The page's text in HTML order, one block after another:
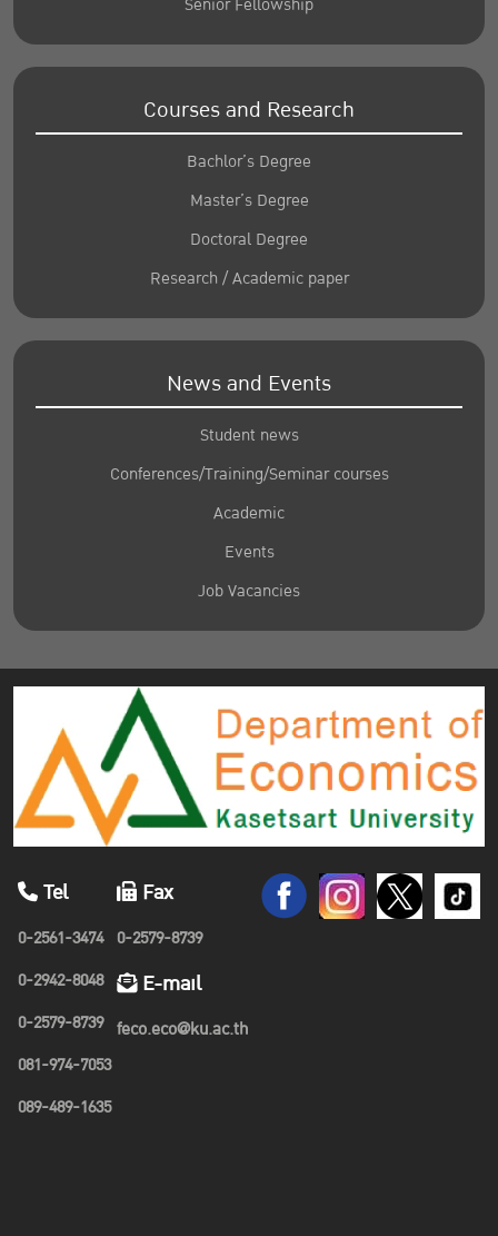
Courses and Research
Bachlor’s Degree
Master’s Degree
Doctoral Degree
Research / Academic paper
News and Events
Student news
Conferences/Training/Seminar courses
Academic
Events
Job Vacancies
Tel
0-2561-3474
0-2942-8048
0-2579-8739
081-974-7053
089-489-1635
Fax
0-2579-8739
E-mail
feco.eco@ku.ac.th